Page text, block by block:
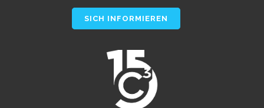
SICH INFORMIEREN